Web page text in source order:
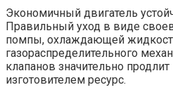
Экономичный двигатель
Правильный уход в виде
помпы, охлаждающей
газораспределительного
клапанов значительно
изготовителем ресурс.